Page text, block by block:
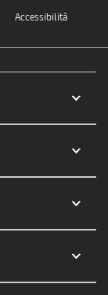
Accessibilità